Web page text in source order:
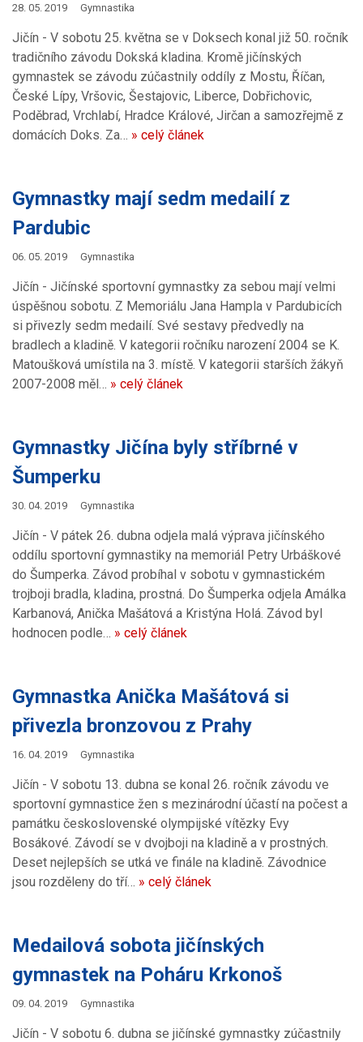
28. 05. 2019 Gymnastika
Jičín - V sobotu 25. května se v Doksech konal již 50. ročník
tradičního závodu Dokská kladina. Kromě jičínských
gymnastek se závodu zúčastnily oddíly z Mostu, Říčan,
České Lípy, Vršovic, Šestajovic, Liberce, Dobřichovic,
Poděbrad, Vrchlabí, Hradce Králové, Jirčan a samozřejmě z
domácích Doks. Za… » celý článek
Gymnastky mají sedm medailí z
Pardubic
06. 05. 2019 Gymnastika
Jičín - Jičínské sportovní gymnastky za sebou mají velmi
úspěšnou sobotu. Z Memoriálu Jana Hampla v Pardubicích
si přivezly sedm medailí. Své sestavy předvedly na
bradlech a kladině. V kategorii ročníku narození 2004 se K.
Matoušková umístila na 3. místě. V kategorii starších žákyň
2007-2008 měl… » celý článek
Gymnastky Jičína byly stříbrné v
Šumperku
30. 04. 2019 Gymnastika
Jičín - V pátek 26. dubna odjela malá výprava jičínského
oddílu sportovní gymnastiky na memoriál Petry Urbáškové
do Šumperka. Závod probíhal v sobotu v gymnastickém
trojboji bradla, kladina, prostná. Do Šumperka odjela Amálka
Karbanová, Anička Mašátová a Kristýna Holá. Závod byl
hodnocen podle… » celý článek
Gymnastka Anička Mašátová si
přivezla bronzovou z Prahy
16. 04. 2019 Gymnastika
Jičín - V sobotu 13. dubna se konal 26. ročník závodu ve
sportovní gymnastice žen s mezinárodní účastí na počest a
památku československé olympijské vítězky Evy
Bosákové. Závodí se v dvojboji na kladině a v prostných.
Deset nejlepších se utká ve finále na kladině. Závodnice
jsou rozděleny do tří… » celý článek
Medailová sobota jičínských
gymnastek na Poháru Krkonoš
09. 04. 2019 Gymnastika
Jičín - V sobotu 6. dubna se jičínské gymnastky zúčastnily